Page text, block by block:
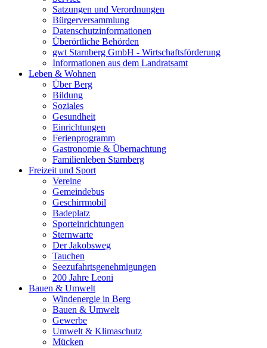
Satzungen und Verordnungen
Bürgerversammlung
Datenschutzinformationen
Überörtliche Behörden
gwt Starnberg GmbH - Wirtschaftsförderung
Informationen aus dem Landratsamt
Leben & Wohnen
Über Berg
Bildung
Soziales
Gesundheit
Einrichtungen
Ferienprogramm
Gastronomie & Übernachtung
Familienleben Starnberg
Freizeit und Sport
Vereine
Gemeindebus
Geschirrmobil
Badeplatz
Sporteinrichtungen
Sternwarte
Der Jakobsweg
Tauchen
Seezufahrtsgenehmigungen
200 Jahre Leoni
Bauen & Umwelt
Windenergie in Berg
Bauen & Umwelt
Gewerbe
Umwelt & Klimaschutz
Mücken